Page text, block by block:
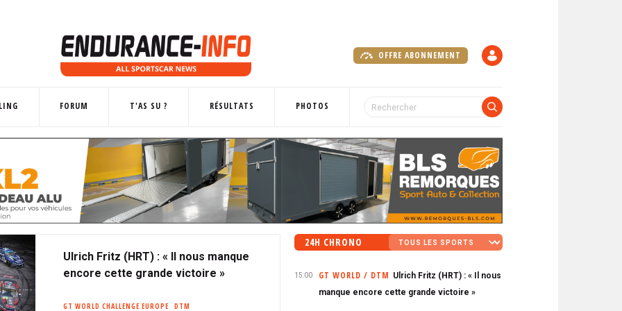
OFFRE ABONNEMENT
FORUM T'AS SU ? RÉSULTATS PHOTOS
Ulrich Fritz (HRT) : « Il nous manque
encore cette grande victoire »
GT WORLD CHALLENGE EUROPE
DTM
24H CHRONO
15:00 GT WORLD / DTM Ulrich Fritz (HRT) : « Il nous
manque encore cette grande victoire »